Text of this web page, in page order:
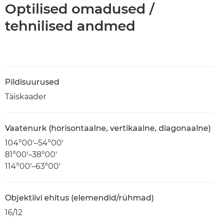
Optilised omadused /
tehnilised andmed
Pildisuurused
Täiskaader
Vaatenurk (horisontaalne, vertikaalne, diagonaalne)
104°00′–54°00′
81°00′–38°00′
114°00′–63°00′
Objektiivi ehitus (elemendid/rühmad)
16/12